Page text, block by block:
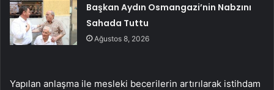
Başkan Aydın Osmangazi’nin Nabzını
Sahada Tuttu
Ağustos 8, 2026
Yapılan anlaşma ile mesleki becerilerin artırılarak istihdam